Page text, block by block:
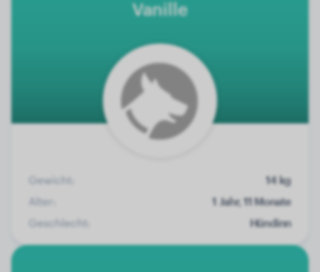
Vanille
Gewicht:
14 kg
Alter:
1 Jahr, 11 Monate
Geschlecht:
Hündinn